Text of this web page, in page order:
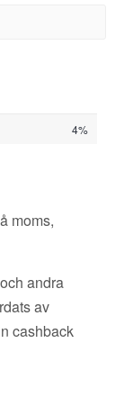
4%
moms,
andra
av
cashback